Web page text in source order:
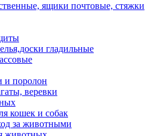
ящики почтовые, стяжки
гладильные
и поролон
веревки
кошек и собак
за животными